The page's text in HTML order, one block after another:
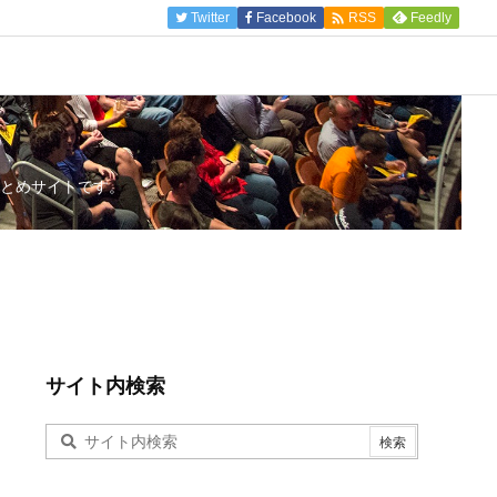
Twitter Facebook  RSS Feedly
めサイトです。
サイト内検索